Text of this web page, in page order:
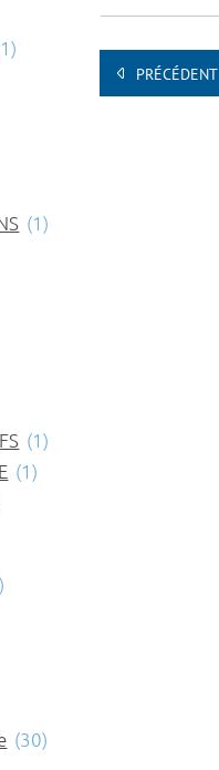
PRÉCÉDENT
(1)
(1)
(1)
(30)